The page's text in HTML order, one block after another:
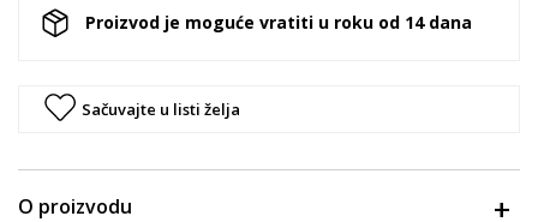
Proizvod je moguće vratiti u roku od 14 dana
Sačuvajte u listi želja
O proizvodu